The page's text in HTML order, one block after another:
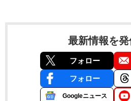
最新情報を発
フォロー
フォロー
Googleニュース